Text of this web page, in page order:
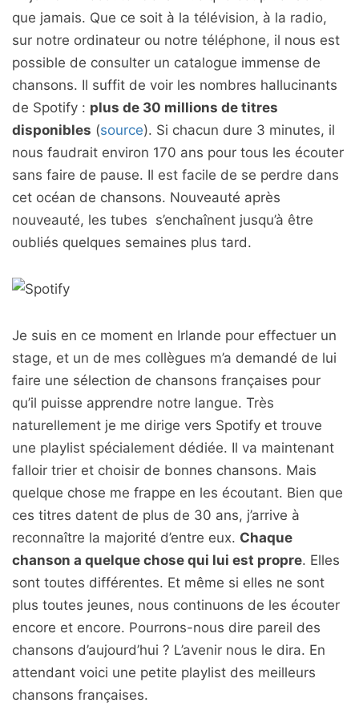
que jamais. Que ce soit à la télévision, à la radio,
sur notre ordinateur ou notre téléphone, il nous est
possible de consulter un catalogue immense de
chansons. Il suffit de voir les nombres hallucinants
de Spotify : plus de 30 millions de titres
disponibles (source). Si chacun dure 3 minutes, il
nous faudrait environ 170 ans pour tous les écouter
sans faire de pause. Il est facile de se perdre dans
cet océan de chansons. Nouveauté après
nouveauté, les tubes s’enchaînent jusqu’à être
oubliés quelques semaines plus tard.
Je suis en ce moment en Irlande pour effectuer un
stage, et un de mes collègues m’a demandé de lui
faire une sélection de chansons françaises pour
qu’il puisse apprendre notre langue. Très
naturellement je me dirige vers Spotify et trouve
une playlist spécialement dédiée. Il va maintenant
falloir trier et choisir de bonnes chansons. Mais
quelque chose me frappe en les écoutant. Bien que
ces titres datent de plus de 30 ans, j’arrive à
reconnaître la majorité d’entre eux. Chaque
chanson a quelque chose qui lui est propre. Elles
sont toutes différentes. Et même si elles ne sont
plus toutes jeunes, nous continuons de les écouter
encore et encore. Pourrons-nous dire pareil des
chansons d’aujourd’hui ? L’avenir nous le dira. En
attendant voici une petite playlist des meilleurs
chansons françaises.